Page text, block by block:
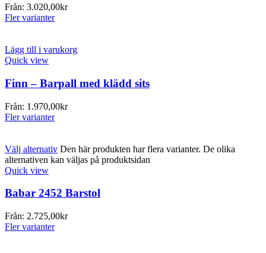
Från: 3.020,00kr
Fler varianter
Lägg till i varukorg
Quick view
Finn – Barpall med klädd sits
Från: 1.970,00kr
Fler varianter
Välj alternativ Den här produkten har flera varianter. De olika
alternativen kan väljas på produktsidan
Quick view
Babar 2452 Barstol
Från: 2.725,00kr
Fler varianter